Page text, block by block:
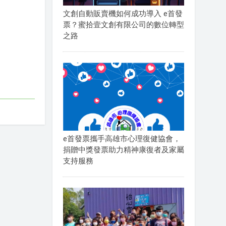
文創自動販賣機如何成功導入 e首發
票？蜜拾壹文創有限公司的數位轉型
之路
e首發票攜手高雄市心理復健協會，
捐贈中獎發票助力精神康復者及家屬
支持服務